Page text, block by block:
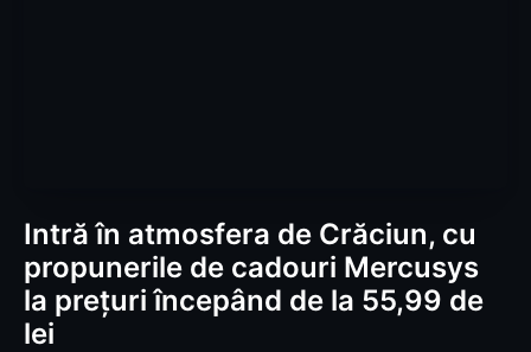
Intră în atmosfera de Crăciun, cu
propunerile de cadouri Mercusys
la prețuri începând de la 55,99 de
lei